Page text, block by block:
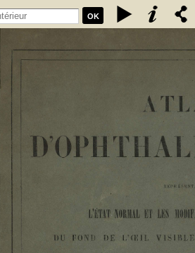
OK
l'état normal et les
du fond de l’œil visibles à
Richard (1830-1917)